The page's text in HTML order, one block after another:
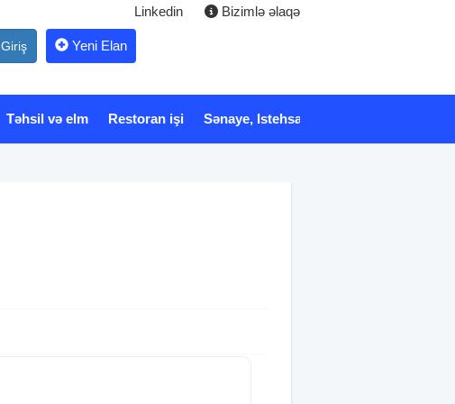
Linkedin Bizimlə əlaqə
Giriş Yeni Elan
Təhsil və elm Restoran işi Sənaye, Istehsalat